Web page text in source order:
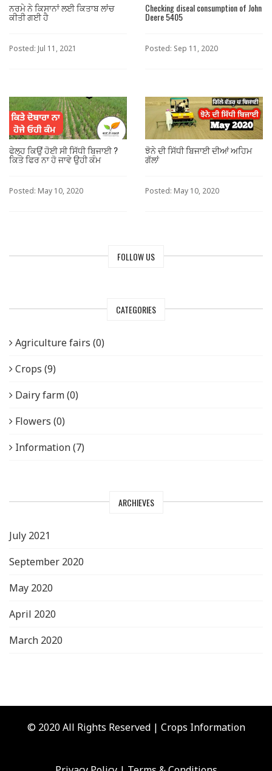
ਨਰਮੇ ਨੇ ਕਿਸਾਨਾਂ ਲਈ ਕਿਤਾਬ ਲਾਂਚ
ਕੀਤੀ ਗਈ ਹੈ
Posted: Jul 11, 2021
Checking diseal consumption of John
Deere 5405
Posted: Sep 11, 2020
ਫੇਲ੍ਹ ਕਿਉਂ ਹੋਈ ਸੀ ਸਿੱਧੀ ਬਿਜਾਈ ?
ਕਿਤੇ ਫਿਰ ਨਾ ਹੋ ਜਾਵੇ ਉਹੀ ਕੰਮ
Posted: May 10, 2020
ਝੋਨੇ ਦੀ ਸਿੱਧੀ ਬਿਜਾਈ ਦੀਆਂ ਅਹਿਮ
ਗੱਲਾਂ
Posted: May 10, 2020
FOLLOW US
CATEGORIES
Agriculture fairs (0)
Crops (9)
Dairy farm (0)
Flowers (0)
Information (7)
ARCHIEVES
July 2021
September 2020
May 2020
April 2020
March 2020
© 2020 All Rights Reserved | Crops Information